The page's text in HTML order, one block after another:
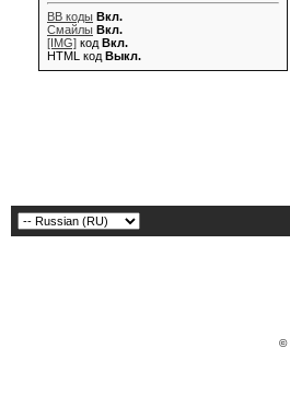
BB коды Вкл.
Смайлы Вкл.
[IMG] код Вкл.
HTML код Выкл.
©